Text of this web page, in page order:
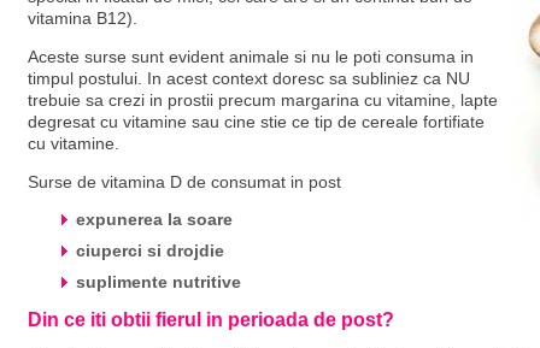
vitamina B12).
Aceste surse sunt evident animale si nu le poti consuma in
timpul postului. In acest context doresc sa subliniez ca NU
trebuie sa crezi in prostii precum margarina cu vitamine, lapte
degresat cu vitamine sau cine stie ce tip de cereale fortifiate
cu vitamine.
Surse de vitamina D de consumat in post
expunerea la soare
ciuperci si drojdie
suplimente nutritive
Din ce iti obtii fierul in perioada de post?